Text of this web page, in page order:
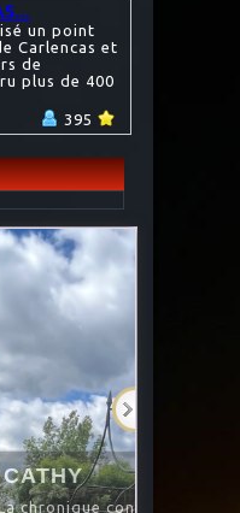
un point
Carlencas et
de
plus de 400
395